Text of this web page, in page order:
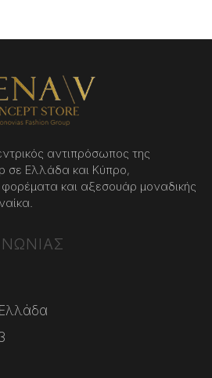
αντιπρόσωπος της
σε Ελλάδα και Κύπρο,
φορέματα και αξεσουάρ μοναδικής